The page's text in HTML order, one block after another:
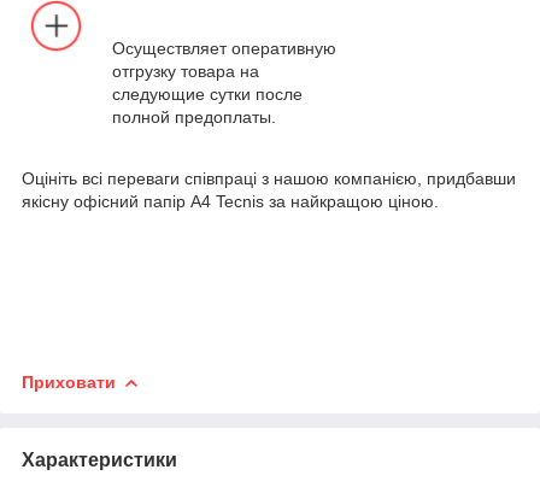
Осуществляет оперативную
отгрузку товара на
следующие сутки после
полной предоплаты.
Оцініть всі переваги співпраці з нашою компанією, придбавши
якісну офісний папір А4 Tecnis за найкращою ціною.
Приховати
Характеристики